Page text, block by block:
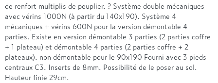
de renfort multiplis de peuplier. ? Système double mécaniques
avec vérins 1000N (à partir du 140x190). Système 4
mécaniques + vérins 600N pour la version démontable 4
parties. Existe en version démontable 3 parties (2 parties coffre
+ 1 plateau) et démontable 4 parties (2 parties coffre + 2
plateaux). non démontable pour le 90x190 Fourni avec 3 pieds
centraux C3. Inserts de 8mm. Possibilité de le poser au sol.
Hauteur finie 29cm.